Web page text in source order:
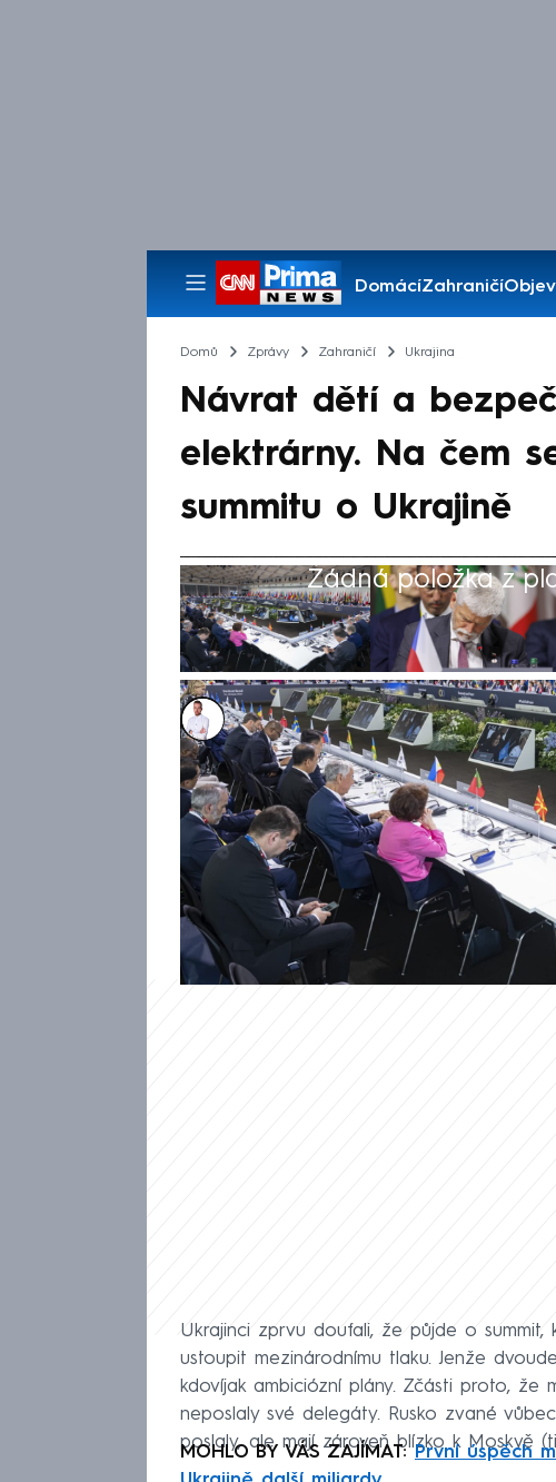
DomácíZahraničí
Pořady
Domů Zprávy Zahraničí Ukrajina
Návrat dětí a
elektrárny. Na čem
summitu o Ukrajině
Žádná položka z
Filip Kalčák
16. čvn 2024, 23:30
Dvoudenní summit o Ukrajině
očekávání v žádná razantní
nejpalčivějších otázkách války
dohodnout na základních
vyzvaly podle agentury Reuters
unesené děti, jadernou elektrárnu
Ukrajinci zprvu doufali, že půjde o
ustoupit mezinárodnímu tlaku. Jenže
kdovíjak ambiciózní plány. Zčásti proto, že
neposlaly své delegáty. Rusko zvané
poslaly, ale mají zároveň blízko k Moskvě
MOHLO BY VÁS ZAJÍMAT:První úspěch